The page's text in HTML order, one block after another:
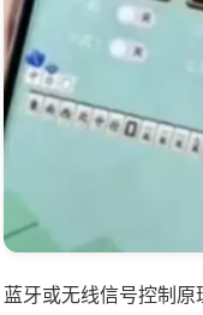
蓝牙或无线信号控制